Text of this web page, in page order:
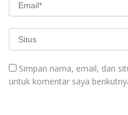
Simpan nama, email, dan
untuk komentar saya